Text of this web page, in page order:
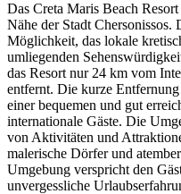
Das Creta Maris Beach
Nähe der Stadt Chersonissos.
Möglichkeit, das lokale
umliegenden
das Resort nur 24 km vom
entfernt. Die kurze
einer bequemen und gut
internationale Gäste. Die
von Aktivitäten und
malerische Dörfer und
Umgebung verspricht den
unvergessliche